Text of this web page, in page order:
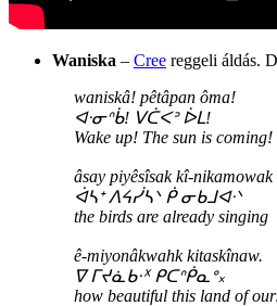
Waniska – Cree reggeli áldás.
waniskâ! pêtâpan ôma!
ᐊᐧᓂᐢᑳ! ᐯᑖᐸᐣ ᐆᒪ!
Wake up! The sun is coming!
âsay piyêsîsak kî-nikamowak
ᐋᓴᕀ ᐱᔦᓰᓴᐠ ᑮ ᓂᑲᒧᐊᐧᐠ
the birds are already singing
ê-miyonâkwahk kitaskînaw.
ᐁ ᒥᔪᓈᑲᐧᕁ ᑭᑕᐢᑮᓇᐤ᙮
how beautiful this land of